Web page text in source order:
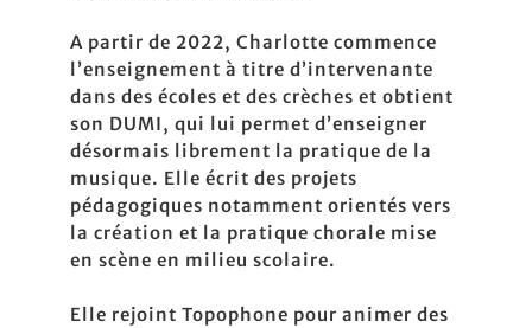
A partir de 2022, Charlotte commence
l’enseignement à titre d’intervenante
dans des écoles et des crèches et obtient
son DUMI, qui lui permet d’enseigner
désormais librement la pratique de la
musique. Elle écrit des projets
pédagogiques notamment orientés vers
la création et la pratique chorale mise
en scène en milieu scolaire.
Elle rejoint Topophone pour animer des